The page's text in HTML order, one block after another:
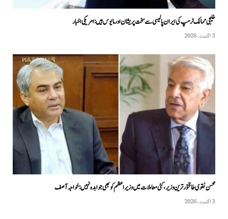
خلیجی ممالک ٹرمپ کی ایران پالیسی سے سخت پریشان اور مایوس ہیں: امریکی اخبار
3 اگست, 2026
محسن نقوی طاقتور ترین وزیر، کئی معاملات میں وزیراعظم کو بھی جوابدہ نہیں: خواجہ آصف
3 اگست, 2026